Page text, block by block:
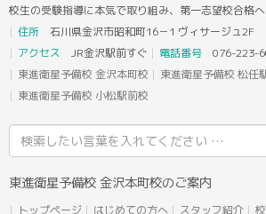
校生の受験指導に本気で取り組み、第一志望校合格へ
住所 石川県金沢市昭和町16－1 ヴィサージュ2F
アクセス JR金沢駅前すぐ 電話番号 076-223-
東進衛星予備校 金沢本町校
東進衛星予備校 松任
東進衛星予備校 小松駅前校
索
結
東進衛星予備校 金沢本町校のご案内
トップページ はじめての方へ スタッフ紹介